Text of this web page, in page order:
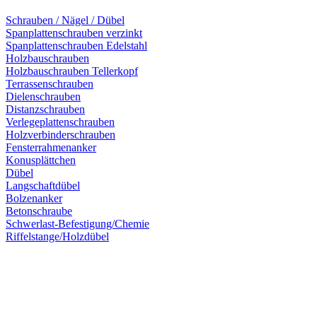
Schrauben / Nägel / Dübel
Spanplattenschrauben verzinkt
Spanplattenschrauben Edelstahl
Holzbauschrauben
Holzbauschrauben Tellerkopf
Terrassenschrauben
Dielenschrauben
Distanzschrauben
Verlegeplattenschrauben
Holzverbinderschrauben
Fensterrahmenanker
Konusplättchen
Dübel
Langschaftdübel
Bolzenanker
Betonschraube
Schwerlast-Befestigung/Chemie
Riffelstange/Holzdübel